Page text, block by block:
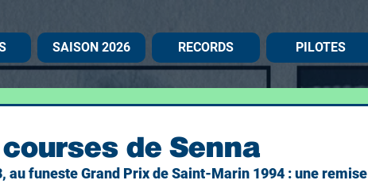
SAISON 2026 RECORDS PILOTES
de Senna
au funeste Grand Prix de Saint-Marin 1994 : une remise